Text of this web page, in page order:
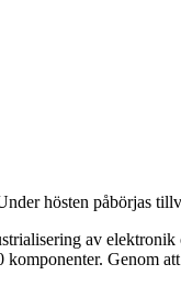
hösten påbörjas
av
Genom